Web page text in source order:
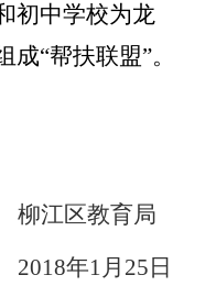
初中学校为龙
“帮扶联盟”。
柳江区教育局
年1月 25 日